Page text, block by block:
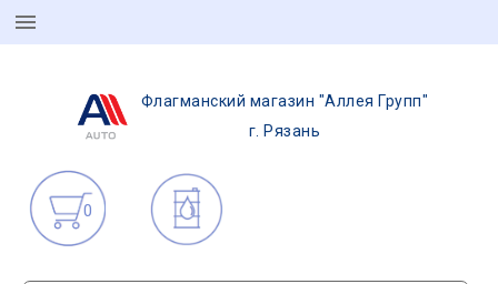
Флагманский магазин "Аллея Групп"
г. Рязань
0